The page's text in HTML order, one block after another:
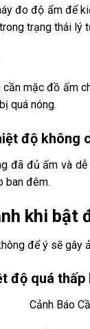
đo độ ẩm để
trạng thái lý
cần mặc đồ ấm
quá nóng.
độ không
đã đủ ấm và
ban đêm.
khi bật
để ý sẽ gây
độ quá thấp